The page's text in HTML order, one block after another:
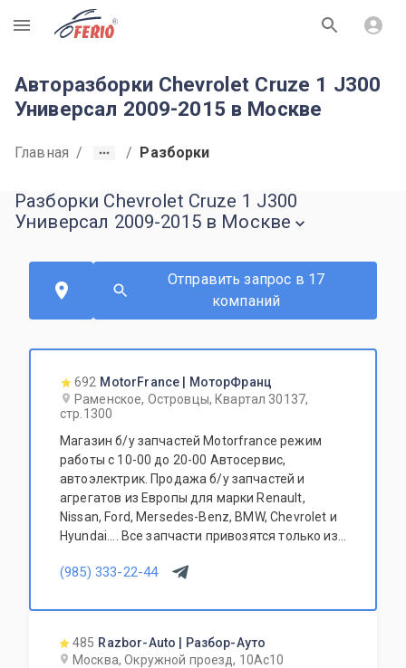
R
Авторазборки Chevrolet Cruze 1 J300
Универсал 2009-2015 в Москве
Главная / / Разборки
Разборки Chevrolet Cruze 1 J300
Универсал 2009-2015 в Москве
Отправить запрос в 17
компаний
692 MotorFrance | МоторФранц
Раменское, Островцы, Квартал 30137,
стр.1300
Магазин б/у запчастей Motorfrance режим
работы с 10-00 до 20-00 Автосервис,
автоэлектрик. Продажа б/у запчастей и
агрегатов из Европы для марки Renault,
Nissan, Ford, Mersedes-Benz, BMW, Chevrolet и
Hyundai.... Все запчасти привозятся только из
(985) 333-22-44
485 Razbor-Auto | Разбор-Ауто
Москва, Окружной проезд, 10Ас10